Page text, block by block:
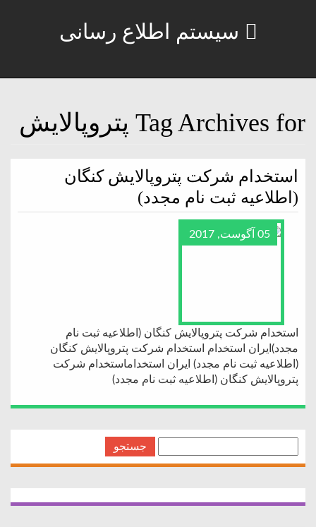
سیستم اطلاع رسانی
Tag Archives for پتروپالایش
استخدام شرکت پتروپالایش کنگان
(اطلاعیه ثبت نام مجدد)
05 آگوست, 2017
استخدام شرکت پتروپالایش کنگان (اطلاعیه ثبت نام
مجدد)ایران استخدام استخدام شرکت پتروپالایش کنگان
(اطلاعیه ثبت نام مجدد) ایران استخداماستخدام شرکت
پتروپالایش کنگان (اطلاعیه ثبت نام مجدد)